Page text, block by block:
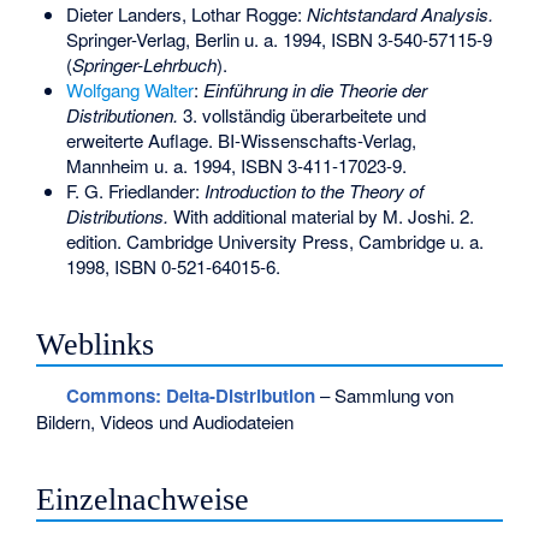
Dieter Landers, Lothar Rogge: Nichtstandard Analysis.
Springer-Verlag, Berlin u. a. 1994, ISBN 3-540-57115-9
(Springer-Lehrbuch).
Wolfgang Walter: Einführung in die Theorie der
Distributionen. 3. vollständig überarbeitete und
erweiterte Auflage. BI-Wissenschafts-Verlag,
Mannheim u. a. 1994, ISBN 3-411-17023-9.
F. G. Friedlander: Introduction to the Theory of
Distributions. With additional material by M. Joshi. 2.
edition. Cambridge University Press, Cambridge u. a.
1998, ISBN 0-521-64015-6.
Weblinks
Commons: Delta-Distribution– Sammlung von
Bildern, Videos und Audiodateien
Einzelnachweise